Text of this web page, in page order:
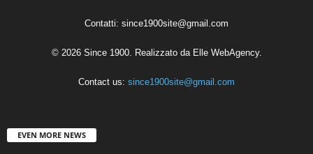
Contatti: since1900site@gmail.com
© 2026 Since 1900. Realizzato da Elle WebAgency.
Contact us: since1900site@gmail.com
EVEN MORE NEWS